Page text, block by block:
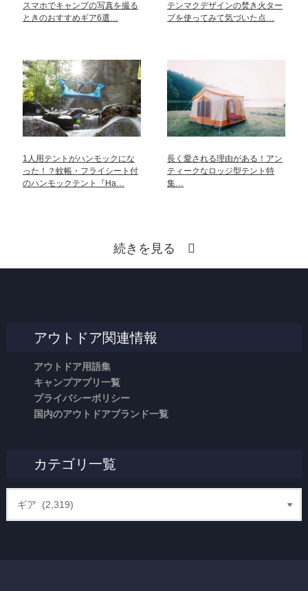
スマホでキャンプの写真を撮る
ときのおすすめギア6選…
テンマクデザインの焚き火ター
プを使ってみて気づいた点…
1人用テントがハンモックにな
った！？蚊帳・フライシート付
のハンモックテント『Ha…
長く愛される理由がある！アン
ティークなロッジ型テント特
集…
続きを見る
アウトドア関連情報
アウトドア用語集
キャンプアプリ一覧
プライバシーポリシー
国内のアウトドアブランド一覧
カテゴリ一覧